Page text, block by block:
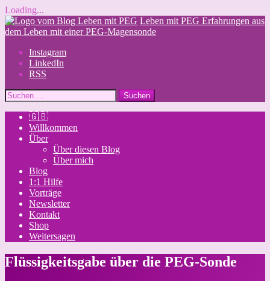
Loading...
Skip
to
Leben mit PEG Erfahrungen aus
dem Leben mit einer PEG-Magensonde
Instagram
LinkedIn
RSS
Suchen
nach:
🇬🇧
Willkommen
Über
Über diesen Blog
Über mich
Blog
1:1 Hilfe
Vorträge
Newsletter
Kontakt
Shop
Weitersagen
Flüssigkeitsgabe über die PEG-Sonde